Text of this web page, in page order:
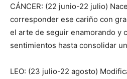
CÁNCER: (22 junio-22 julio)
corresponder ese cariño con
el arte de seguir enamorando y
sentimientos hasta consolidar
LEO: (23 julio-22 agosto)